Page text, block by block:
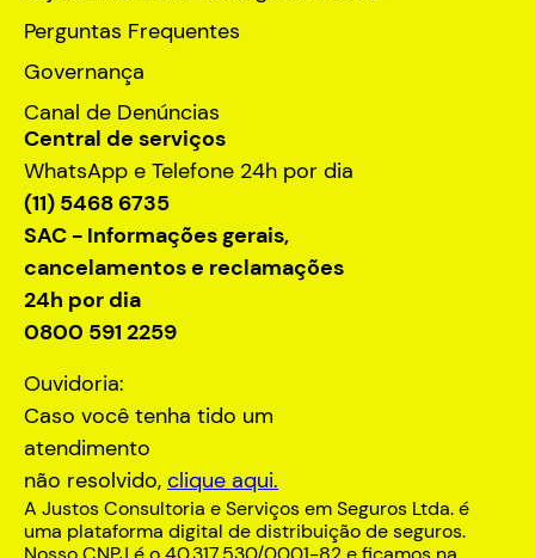
Perguntas Frequentes
Governança
Canal de Denúncias
Central de serviços
WhatsApp e Telefone 24h por dia
(11) 5468 6735
SAC - Informações gerais,
cancelamentos e reclamações
24h por dia
0800 591 2259
Ouvidoria:
Caso você tenha tido um
atendimento
não resolvido, clique aqui.
A Justos Consultoria e Serviços em Seguros Ltda. é
uma plataforma digital de distribuição de seguros.